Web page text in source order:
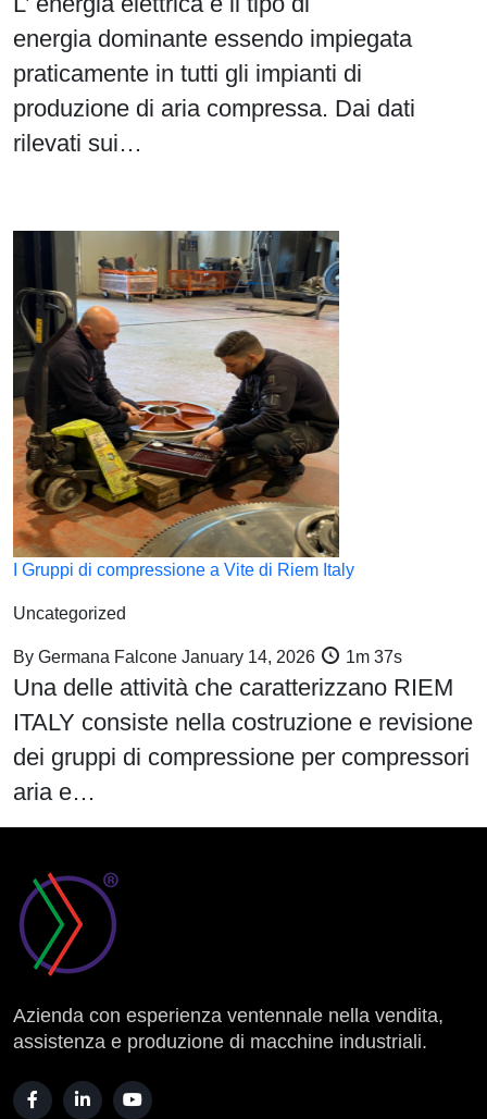
energia dominante essendo impiegata
praticamente in tutti gli impianti di
produzione di aria compressa. Dai dati
rilevati sui…
I Gruppi di compressione a Vite di Riem Italy
Uncategorized
By Germana Falcone January 14, 2026 1m 37s
Una delle attività che caratterizzano RIEM
ITALY consiste nella costruzione e revisione
dei gruppi di compressione per compressori
aria e…
Azienda con esperienza ventennale nella vendita,
assistenza e produzione di macchine industriali.